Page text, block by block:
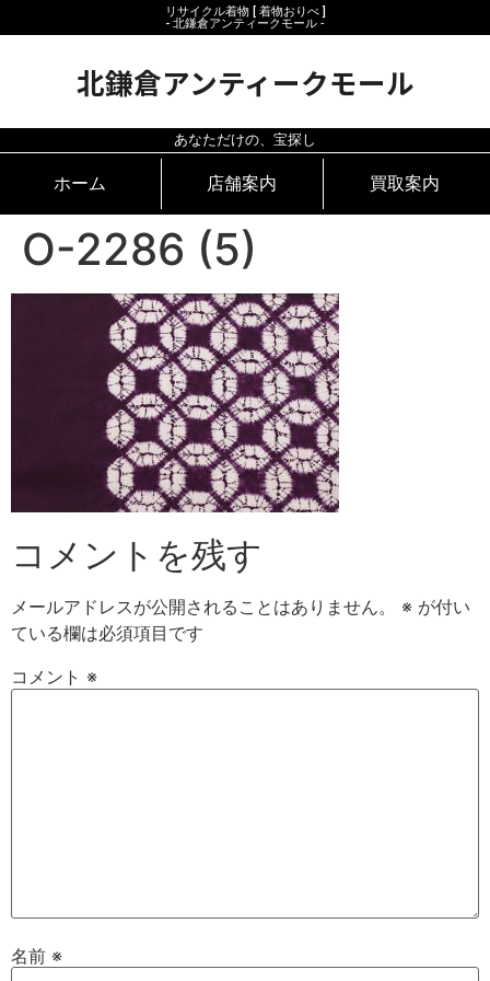
リサイクル着物 [ 着物おりべ ]
- 北鎌倉アンティークモール ‐
北鎌倉アンティークモール
あなただけの、宝探し
ホーム 店舗案内 買取案内
O-2286 (5)
コメントを残す
メールアドレスが公開されることはありません。 ※ が付い
ている欄は必須項目です
コメント ※
名前 ※